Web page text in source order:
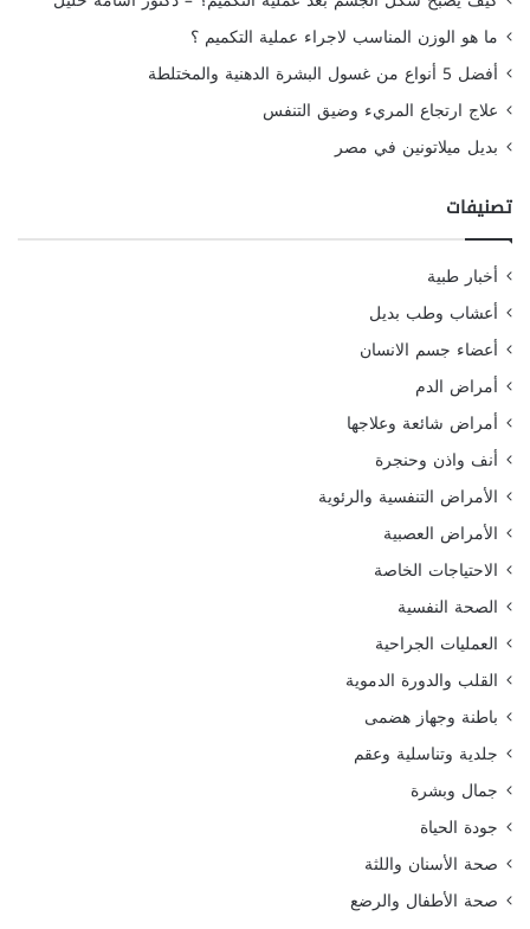
ما هو الوزن المناسب لاجراء عملية التكميم ؟
أفضل 5 أنواع من غسول البشرة الدهنية والمختلطة
علاج ارتجاع المريء وضيق التنفس
بديل ميلاتونين في مصر
تصنيفات
أخبار طبية
أعشاب وطب بديل
أعضاء جسم الانسان
أمراض الدم
أمراض شائعة وعلاجها
أنف واذن وحنجرة
الأمراض التنفسية والرئوية
الأمراض العصبية
الاحتياجات الخاصة
الصحة النفسية
العمليات الجراحية
القلب والدورة الدموية
باطنة وجهاز هضمى
جلدية وتناسلية وعقم
جمال وبشرة
جودة الحياة
صحة الأسنان واللثة
صحة الأطفال والرضع